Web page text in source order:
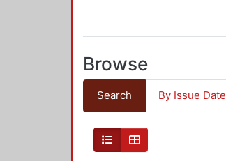
Browse
Search By Issue Date